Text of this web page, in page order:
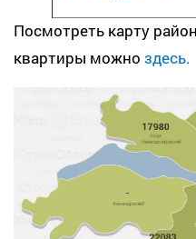
Посмотреть карту
квартиры можно здесь.